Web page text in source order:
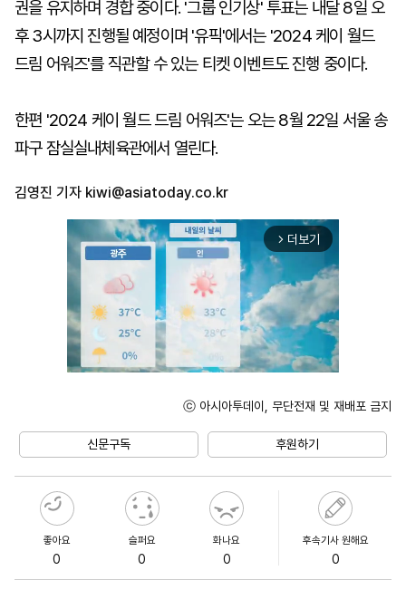
권을 유지하며 경합 중이다. '그룹 인기상' 투표는 내달 8일 오
후 3시까지 진행될 예정이며 '유픽'에서는 '2024 케이 월드
드림 어워즈'를 직관할 수 있는 티켓 이벤트도 진행 중이다.
한편 '2024 케이 월드 드림 어워즈'는 오는 8월 22일 서울 송
파구 잠실실내체육관에서 열린다.
김영진 기자 kiwi@asiatoday.co.kr
arrow_forward_ios 더보기
ⓒ 아시아투데이, 무단전재 및 재배포 금지
신문구독 후원하기
좋아요
0
슬퍼요
0
화나요
0
후속기사 원해요
0